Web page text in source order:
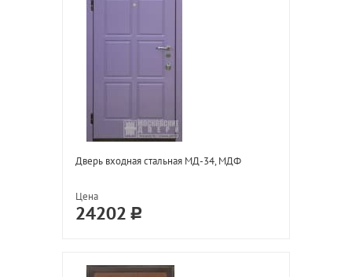
Дверь входная стальная МД-34, МДФ
Цена
24202